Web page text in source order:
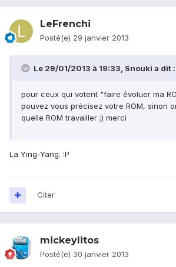
LeFrenchi
Posté(e) 29 janvier 2013
Le 29/01/2013 à 19:33, Snouki a dit :
pour ceux qui votent "faire évoluer ma
pouvez vous précisez votre ROM, sinon
quelle ROM travailler ;) merci
La Ying-Yang. :P
Citer
mickeylitos
Posté(e) 30 janvier 2013